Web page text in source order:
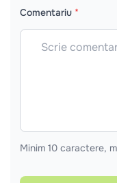
Comentariu *
Minim 10 caractere,